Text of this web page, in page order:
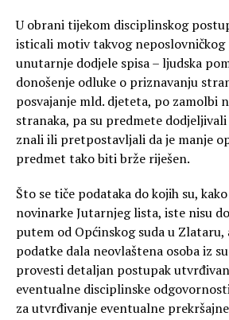
U obrani tijekom disciplinskog
isticali motiv takvog
unutarnje dodjele spisa – ljudska
donošenje odluke o priznavanju
posvajanje mld. djeteta, po zamolbi
stranaka, pa su predmete dodjeljivali
znali ili pretpostavljali da je manje
predmet tako biti brže riješen.
Što se tiče podataka do kojih su,
novinarke Jutarnjeg lista, iste nisu
putem od Općinskog suda u
podatke dala neovlaštena osoba iz
provesti detaljan postupak
eventualne disciplinske
za utvrđivanje eventualne